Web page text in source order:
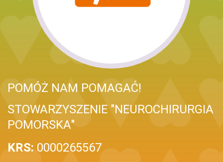
POMÓŻ NAM POMAGAĆ!
STOWARZYSZENIE "NEUROCHIRURGIA
POMORSKA"
KRS: 0000265567